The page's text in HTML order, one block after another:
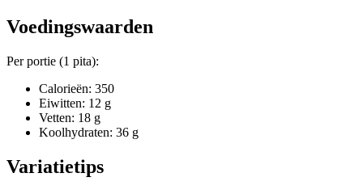
Voedingswaarden
Per portie (1 pita):
Calorieën: 350
Eiwitten: 12 g
Vetten: 18 g
Koolhydraten: 36 g
Variatietips